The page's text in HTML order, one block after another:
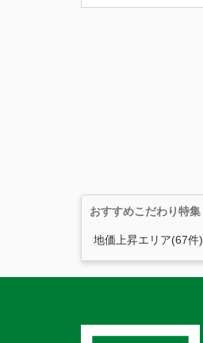
おすすめこだわり特集
地価上昇エリア(67件)